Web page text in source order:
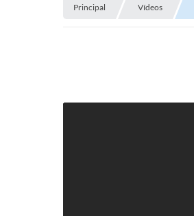
Principal Vídeos